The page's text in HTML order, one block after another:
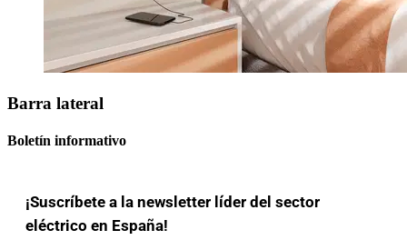
Barra lateral
Boletín informativo
¡Suscríbete a la newsletter líder del sector
eléctrico en España!